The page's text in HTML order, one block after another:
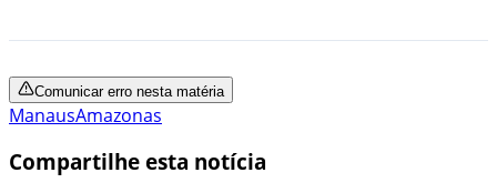
Comunicar erro nesta matéria
ManausAmazonas
Compartilhe esta notícia